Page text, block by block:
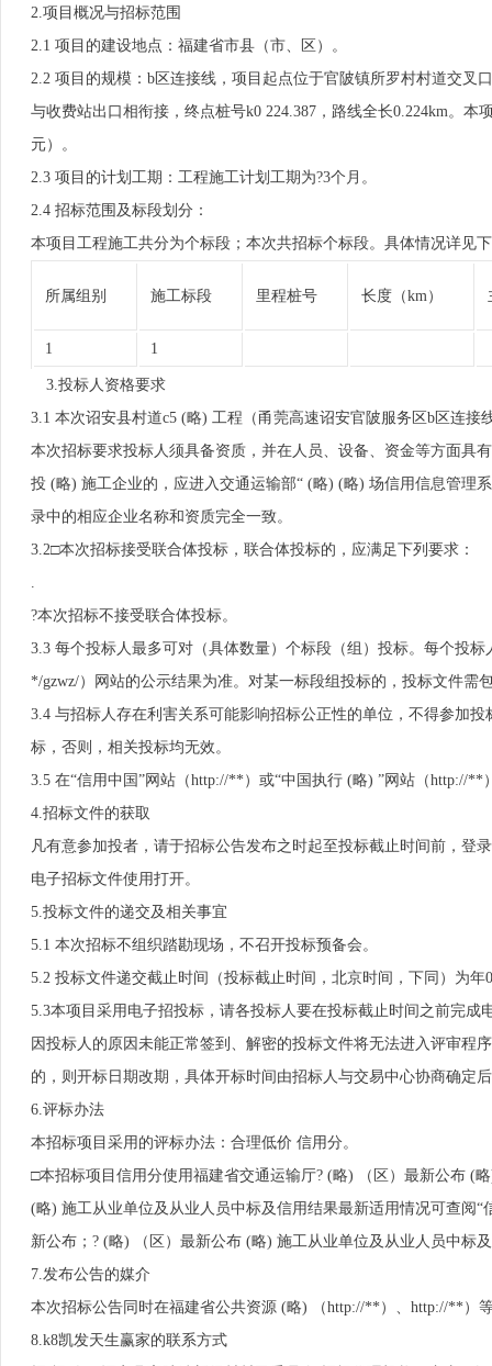
2.项目概况与招标范围
2.1 项目的建设地点：福建省市县（市、区）。
2.2 项目的规模：b区连接线，项目起点位于官陂镇所罗村村道交叉
与收费站出口相衔接，终点桩号k0 224.387，路线全长0.224km。
元）。
2.3 项目的计划工期：工程施工计划工期为?3个月。
2.4 招标范围及标段划分：
本项目工程施工共分为个标段；本次共招标个标段。具体情况详见
所属组别 施工标段 里程桩号 长度（km）
1 1
3.投标人资格要求
3.1 本次诏安县村道c5 (略) 工程（甬莞高速诏安官陂服务区b区连
本次招标要求投标人须具备资质，并在人员、设备、资金等方面具
投 (略) 施工企业的，应进入交通运输部“ (略) (略) 场信用信息管理
录中的相应企业名称和资质完全一致。
3.2□本次招标接受联合体投标，联合体投标的，应满足下列要求：
.
?本次招标不接受联合体投标。
3.3 每个投标人最多可对（具体数量）个标段（组）投标。每个投
*/gzwz/）网站的公示结果为准。对某一标段组投标的，投标文件需
3.4 与招标人存在利害关系可能影响招标公正性的单位，不得参加
标，否则，相关投标均无效。
3.5 在“信用中国”网站（http://**）或“中国执行 (略) ”网站（http://
4.招标文件的获取
凡有意参加投者，请于招标公告发布之时起至投标截止时间前，
电子招标文件使用打开。
5.投标文件的递交及相关事宜
5.1 本次招标不组织踏勘现场，不召开投标预备会。
5.2 投标文件递交截止时间（投标截止时间，北京时间，下同）为
5.3本项目采用电子招投标，请各投标人要在投标截止时间之前完
因投标人的原因未能正常签到、解密的投标文件将无法进入评审程
的，则开标日期改期，具体开标时间由招标人与交易中心协商确定
6.评标办法
本招标项目采用的评标办法：合理低价 信用分。
□本招标项目信用分使用福建省交通运输厅? (略) （区）最新公布 (
(略) 施工从业单位及从业人员中标及信用结果最新适用情况可查阅
新公布；? (略) （区）最新公布 (略) 施工从业单位及从业人员中标
7.发布公告的媒介
本次招标公告同时在福建省公共资源 (略) （http://**）、http://**）
8.k8凯发天生赢家的联系方式